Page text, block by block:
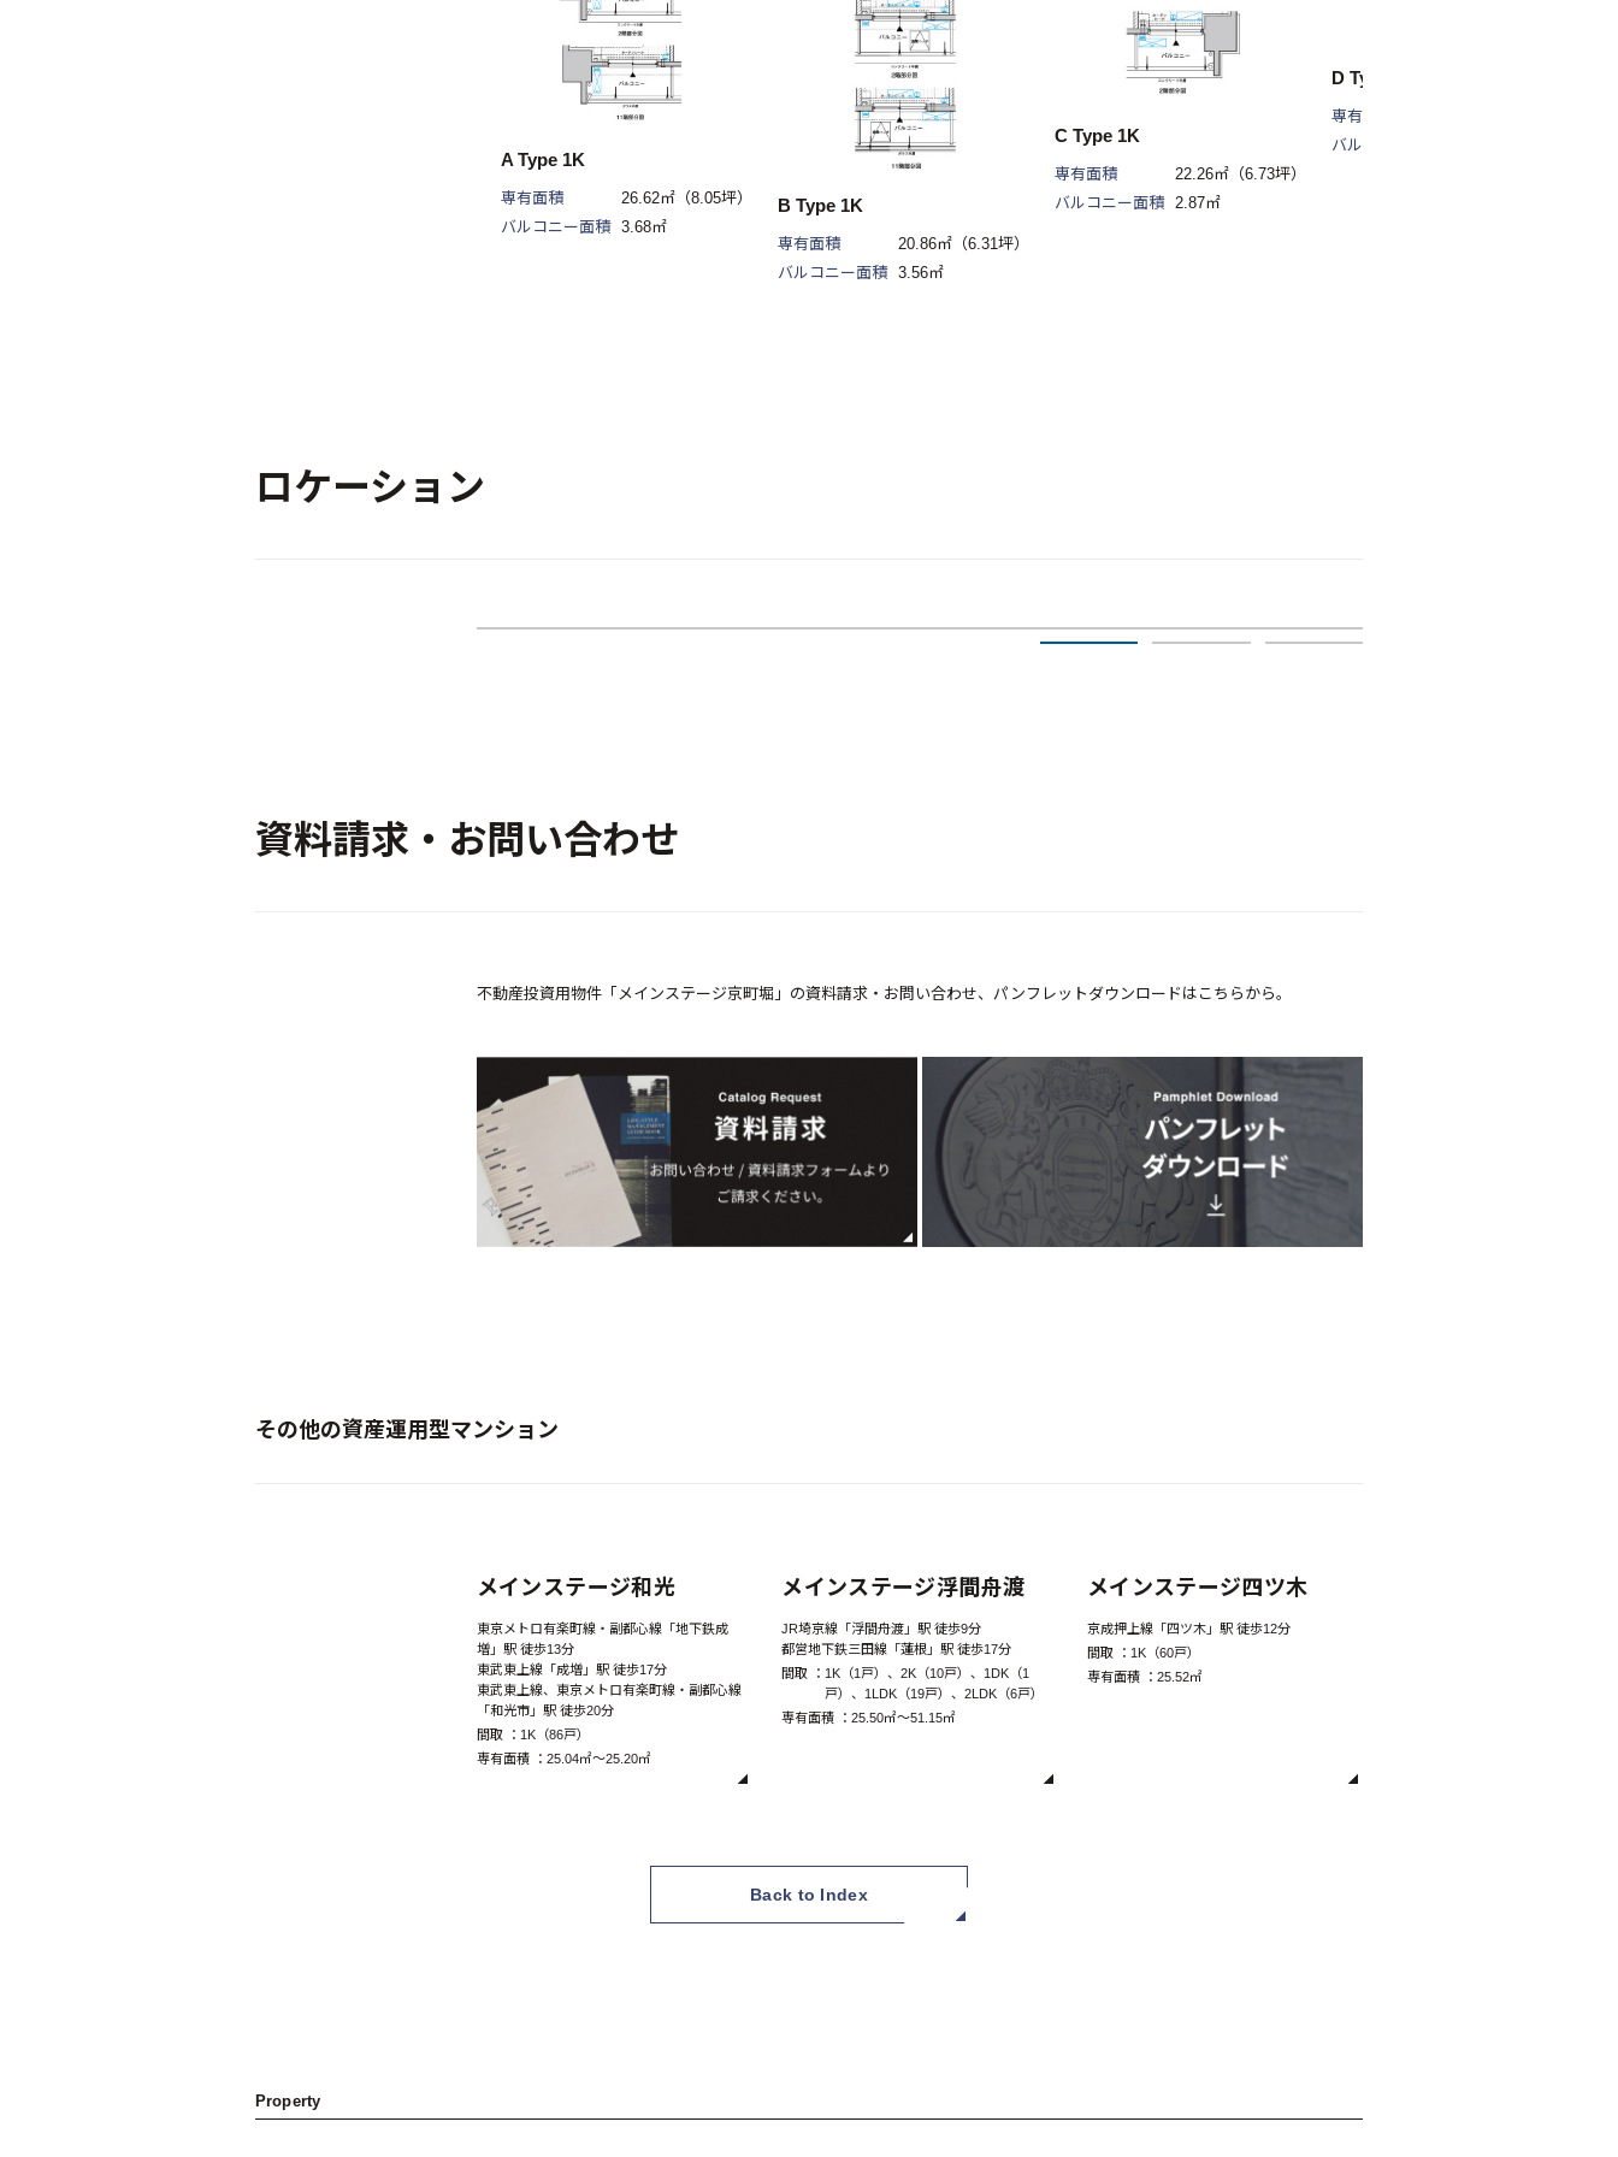
A Type 1K
専有面積
26.62㎡（8.05坪）
バルコニー面積
3.68㎡
B Type 1K
専有面積
20.86㎡（6.31坪）
バルコニー面積
3.56㎡
C Type 1K
専有面積
22.26㎡（6.73坪）
バルコニー面積
2.87㎡
D Type 1K
専有面積
バルコニー面積
ロケーション
資料請求・お問い合わせ
不動産投資用物件「メインステージ京町堀」の資料請求・お問い合わせ、パンフレットダウンロードはこちらから。
その他の資産運用型マンション
メインステージ和光
東京メトロ有楽町線・副都心線「地下鉄成
増」駅 徒歩13分
東武東上線「成増」駅 徒歩17分
東武東上線、東京メトロ有楽町線・副都心線
「和光市」駅 徒歩20分
間取 ： 1K（86戸）
専有面積 ： 25.04㎡～25.20㎡
メインステージ浮間舟渡
JR埼京線「浮間舟渡」駅 徒歩9分
都営地下鉄三田線「蓮根」駅 徒歩17分
間取 ： 1K（1戸）、2K（10戸）、1DK（1
戸）、1LDK（19戸）、2LDK（6戸）
専有面積 ：25.50㎡～51.15㎡
メインステージ四ツ木
京成押上線「四ツ木」駅 徒歩12分
間取 ： 1K（60戸）
専有面積 ： 25.52㎡
Back to Index
Property